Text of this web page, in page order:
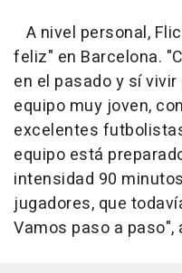
A nivel personal,
feliz" en Barcelona.
en el pasado y sí
equipo muy joven,
excelentes
equipo está
intensidad 90
jugadores, que
Vamos paso a paso",